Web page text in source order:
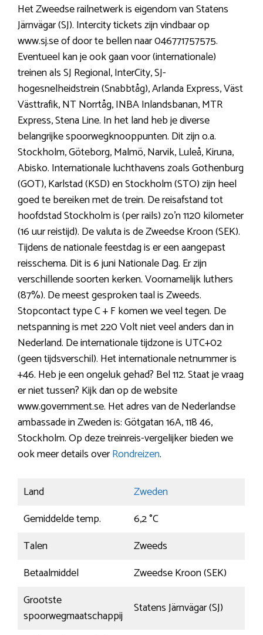
Het Zweedse railnetwerk is eigendom van Statens
Järnvägar (SJ). Intercity tickets zijn vindbaar op
www.sj.se of door te bellen naar 046771757575.
Eventueel kan je ook gaan voor (internationale)
treinen als SJ Regional, InterCity, SJ-
hogesnelheidstrein (Snabbtåg), Arlanda Express, Väst
Västtrafik, NT Norrtåg, INBA Inlandsbanan, MTR
Express, Stena Line. In het land heb je diverse
belangrijke spoorwegknooppunten. Dit zijn o.a.
Stockholm, Göteborg, Malmö, Narvik, Luleå, Kiruna,
Abisko. Internationale luchthavens zoals Gothenburg
(GOT), Karlstad (KSD) en Stockholm (STO) zijn heel
goed te bereiken met de trein. De reisafstand tot
hoofdstad Stockholm is (per rails) zo’n 1120 kilometer
(16 uur reistijd). De valuta is de Zweedse Kroon (SEK).
Tijdens de nationale feestdag is er een aangepast
reisschema. Dit is 6 juni Nationale Dag. Er zijn
verschillende soorten kerken. Voornamelijk luthers
(87%). De meest gesproken taal is Zweeds.
Stopcontact type C + F komen we veel tegen. De
netspanning is met 220 Volt niet veel anders dan in
Nederland. De internationale tijdzone is UTC+02
(geen tijdsverschil). Het internationale netnummer is
+46. Heb je een ongeluk gehad? Bel 112. Staat je vraag
er niet tussen? Kijk dan op de website
www.government.se. Het adres van de Nederlandse
ambassade in Zweden is: Götgatan 16A, 118 46,
Stockholm. Op deze treinreis-vergelijker bieden we
ook meer details overRondreizen.
Land
Zweden
Gemiddelde temp.
6,2 °C
Talen
Zweeds
Betaalmiddel
Zweedse Kroon (SEK)
Grootste
spoorwegmaatschappij
Statens Järnvägar (SJ)